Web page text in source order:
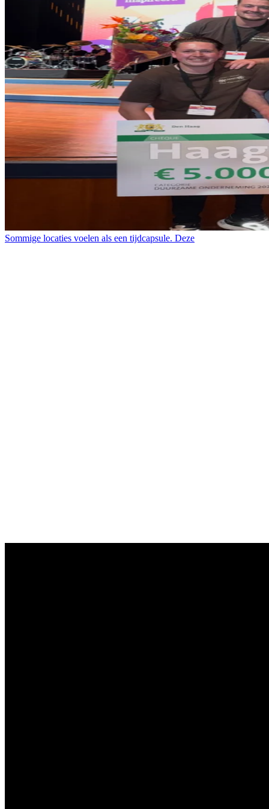
Sommige locaties voelen als een tijdcapsule. Deze